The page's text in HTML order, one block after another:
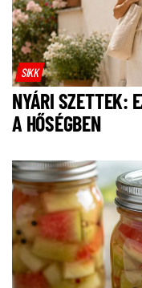
SIKK
NYÁRI SZETTEK:
A HŐSÉGBEN